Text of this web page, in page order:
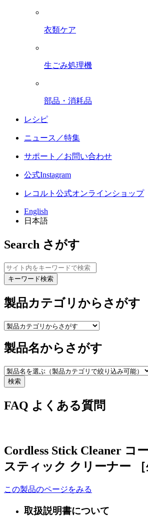
衣類ケア
生ごみ処理機
部品・消耗品
レシピ
ニュース／特集
サポート／お問い合わせ
公式Instagram
レコルト公式オンラインショップ
English
日本語
Search さがす
キーワード検索
製品カテゴリからさがす
製品名からさがす
検索
FAQ よくある質問
Cordless Stick Cleaner コ
スティック クリーナー ［
この製品のページをみる
取扱説明書について